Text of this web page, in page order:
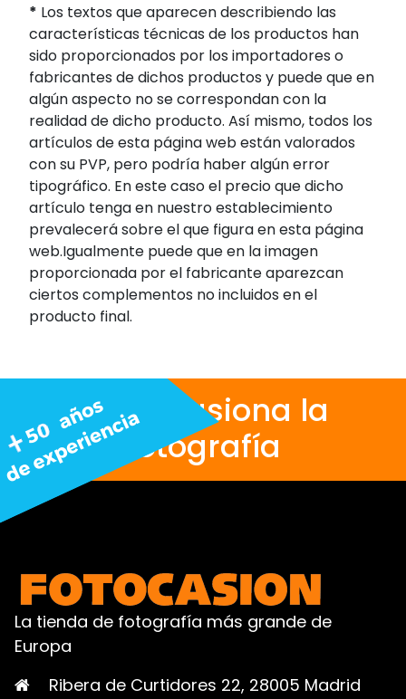
* Los textos que aparecen describiendo las
características técnicas de los productos han
sido proporcionados por los importadores o
fabricantes de dichos productos y puede que en
algún aspecto no se correspondan con la
realidad de dicho producto. Así mismo, todos los
artículos de esta página web están valorados
con su PVP, pero podría haber algún error
tipográfico. En este caso el precio que dicho
artículo tenga en nuestro establecimiento
prevalecerá sobre el que figura en esta página
web.Igualmente puede que en la imagen
proporcionada por el fabricante aparezcan
ciertos complementos no incluidos en el
producto final.
Nos apasiona la
fotografía
La tienda de fotografía más grande de
Europa
Ribera de Curtidores 22, 28005 Madrid